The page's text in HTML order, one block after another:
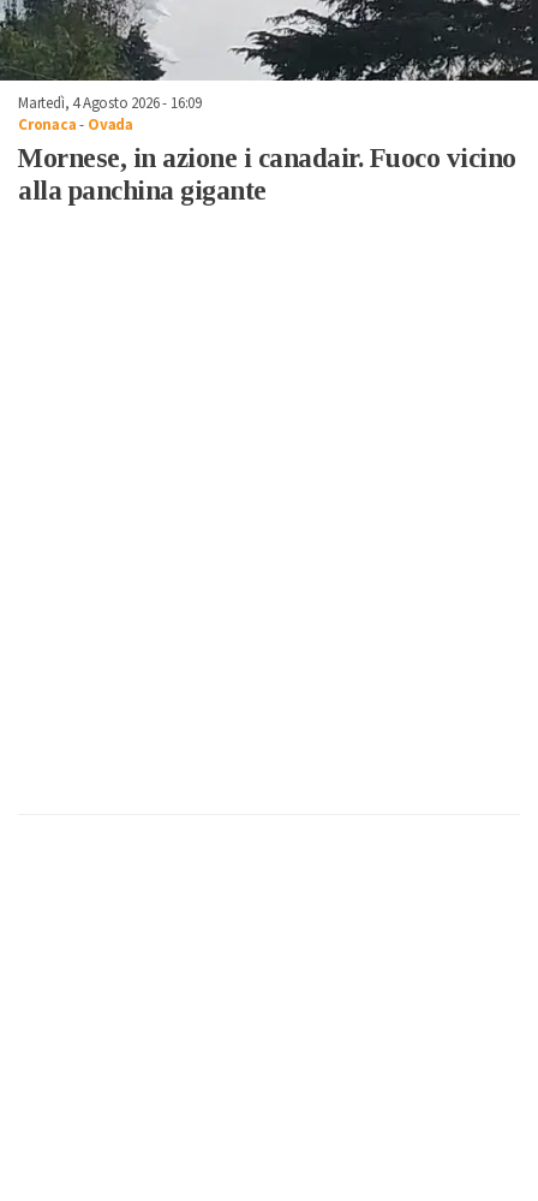
Martedì, 4 Agosto 2026 - 16:09
Cronaca- Ovada
Mornese, in azione i canadair. Fuoco vicino
alla panchina gigante